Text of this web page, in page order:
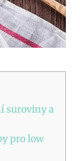
suroviny a
pro low